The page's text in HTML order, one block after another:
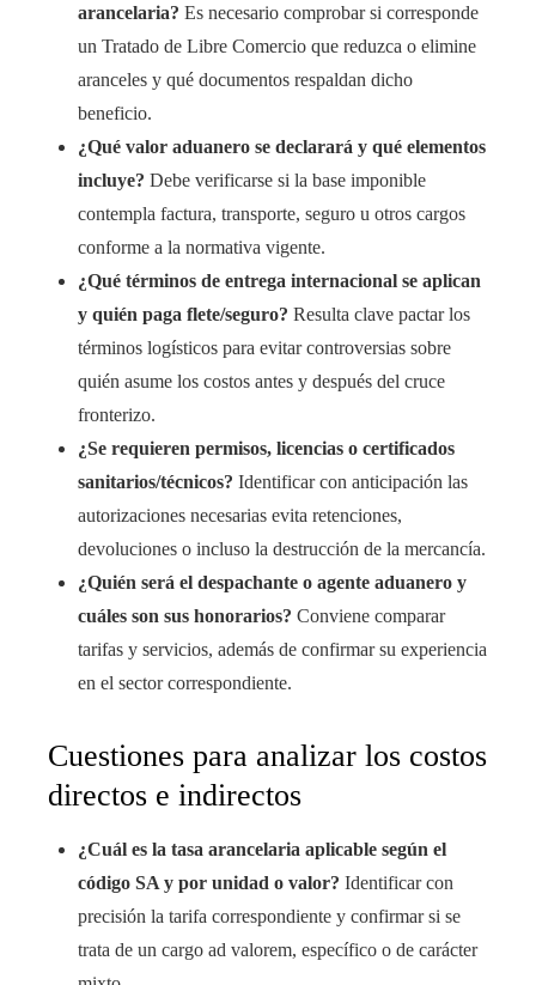
arancelaria? Es necesario comprobar si corresponde
un Tratado de Libre Comercio que reduzca o elimine
aranceles y qué documentos respaldan dicho
beneficio.
¿Qué valor aduanero se declarará y qué elementos
incluye? Debe verificarse si la base imponible
contempla factura, transporte, seguro u otros cargos
conforme a la normativa vigente.
¿Qué términos de entrega internacional se aplican
y quién paga flete/seguro? Resulta clave pactar los
términos logísticos para evitar controversias sobre
quién asume los costos antes y después del cruce
fronterizo.
¿Se requieren permisos, licencias o certificados
sanitarios/técnicos? Identificar con anticipación las
autorizaciones necesarias evita retenciones,
devoluciones o incluso la destrucción de la mercancía.
¿Quién será el despachante o agente aduanero y
cuáles son sus honorarios? Conviene comparar
tarifas y servicios, además de confirmar su experiencia
en el sector correspondiente.
Cuestiones para analizar los costos
directos e indirectos
¿Cuál es la tasa arancelaria aplicable según el
código SA y por unidad o valor? Identificar con
precisión la tarifa correspondiente y confirmar si se
trata de un cargo ad valorem, específico o de carácter